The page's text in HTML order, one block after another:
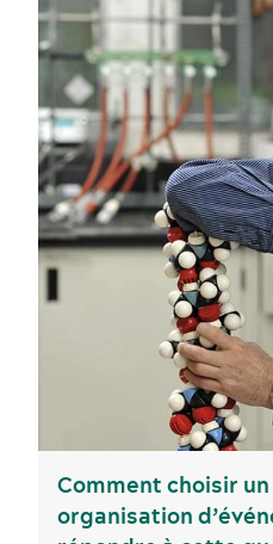
Histoire et culture
Voyage de motivation
Comment choisir
organisation